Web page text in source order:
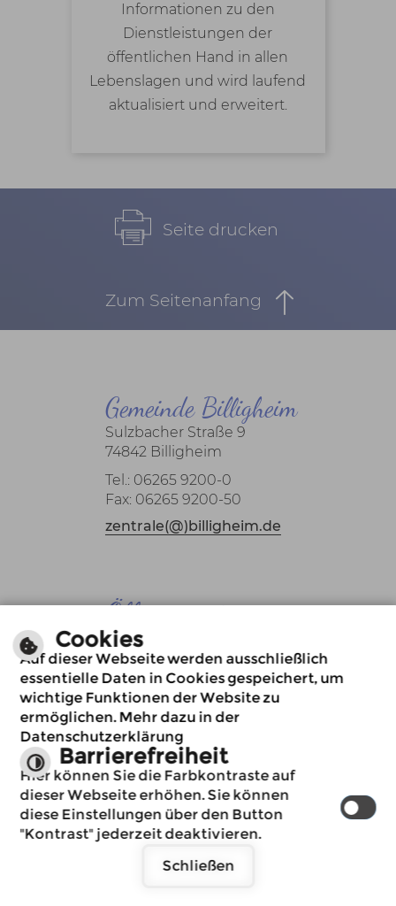
Informationen zu den
Dienstleistungen der
öffentlichen Hand in allen
Lebenslagen und wird laufend
aktualisiert und erweitert.
Seite drucken
Zum Seitenanfang
Gemeinde Billigheim
Sulzbacher Straße 9
74842 Billigheim
Tel.: 06265 9200-0
Fax: 06265 9200-50
zentrale(@)billigheim.de
Öffnungszeiten
Montag bis Donnerstag
08:00 Uhr bis 12:00 Uhr
Dienstag
14:00 Uhr bis 16:00 Uhr
Donnerstag
14:00 Uhr bis 18:00 Uhr
Oder nach Vereinbarung
auch außerhalb der
üblichen
Öffnungszeiten.
Immer auf dem
neuesten Stand
www.billigheim.de
möchte Ihnen
senden
Cookies
Auf dieser Webseite werden ausschließlich
essentielle Daten in Cookies gespeichert, um
wichtige Funktionen der Website zu
ermöglichen. Mehr dazu in der
Datenschutzerklärung
Barrierefreiheit
Hier können Sie die Farbkontraste auf
dieser Webseite erhöhen. Sie können
diese Einstellungen über den Button
"Kontrast" jederzeit deaktivieren.
Schließen